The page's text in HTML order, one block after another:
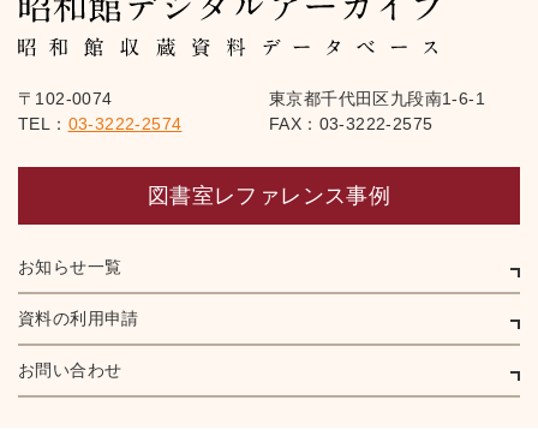
〒102-0074
東京都千代田区九段南1-6-1
TEL： 03-3222-2574 FAX：03-3222-2575
図書室レファレンス事例
お知らせ一覧
資料の利用申請
お問い合わせ